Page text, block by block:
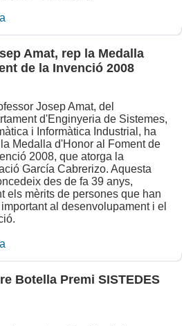
Amat, rep la Medalla
de la Invenció 2008
Josep Amat, del
d'Enginyeria de Sistemes,
i Informàtica Industrial, ha
Medalla d'Honor al Foment de
2008, que atorga la
García Cabrerizo. Aquesta
des de fa 39 anys,
els mèrits de persones que han
al desenvolupament i el
Botella Premi SISTEDES